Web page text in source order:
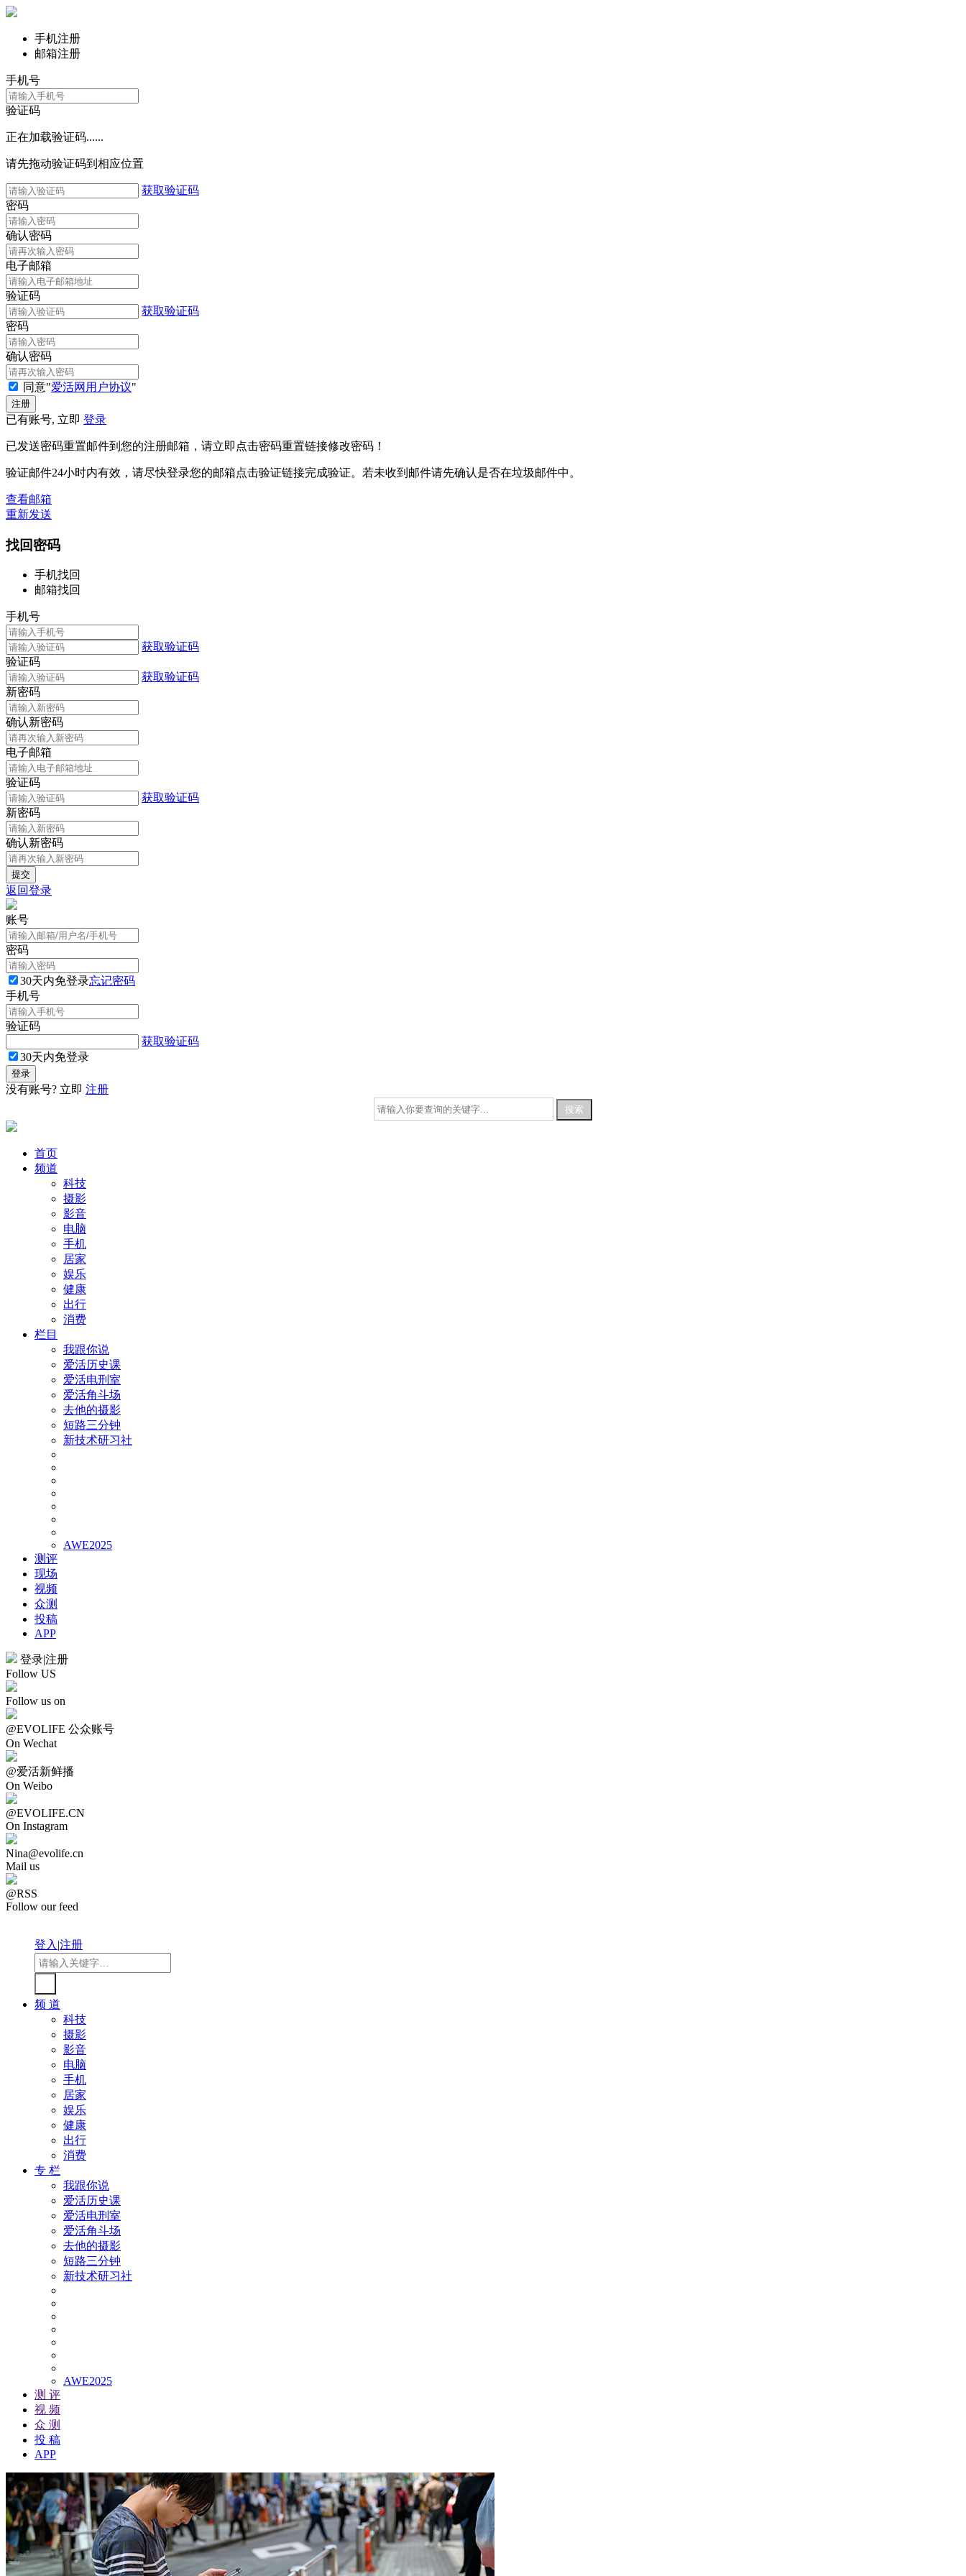
手机注册
邮箱注册
手机号
验证码
正在加载验证码......
请先拖动验证码到相应位置
获取验证码
密码
确认密码
电子邮箱
验证码
获取验证码
密码
确认密码
同意"爱活网用户协议"
已有账号, 立即 登录
已发送密码重置邮件到您的注册邮箱，请立即点击密码重置链接修改密码！
验证邮件24小时内有效，请尽快登录您的邮箱点击验证链接完成验证。若未收到邮件请先确认是否在垃圾邮件中。
查看邮箱
重新发送
找回密码
手机找回
邮箱找回
手机号
获取验证码
验证码
获取验证码
新密码
确认新密码
电子邮箱
验证码
获取验证码
新密码
确认新密码
返回登录
账号
密码
30天内免登录忘记密码
手机号
验证码
获取验证码
30天内免登录
没有账号? 立即 注册
首页
频道
科技
摄影
影音
电脑
手机
居家
娱乐
健康
出行
消费
栏目
我跟你说
爱活历史课
爱活电刑室
爱活角斗场
去他的摄影
短路三分钟
新技术研习社
AWE2025
测评
现场
视频
众测
投稿
APP
登录|注册
Follow US
Follow us on
@EVOLIFE 公众账号
On Wechat
@爱活新鲜播
On Weibo
@EVOLIFE.CN
On Instagram
Nina@evolife.cn
Mail us
@RSS
Follow our feed
登入|注册
频 道
科技
摄影
影音
电脑
手机
居家
娱乐
健康
出行
消费
专 栏
我跟你说
爱活历史课
爱活电刑室
爱活角斗场
去他的摄影
短路三分钟
新技术研习社
AWE2025
测 评
视 频
众 测
投 稿
APP